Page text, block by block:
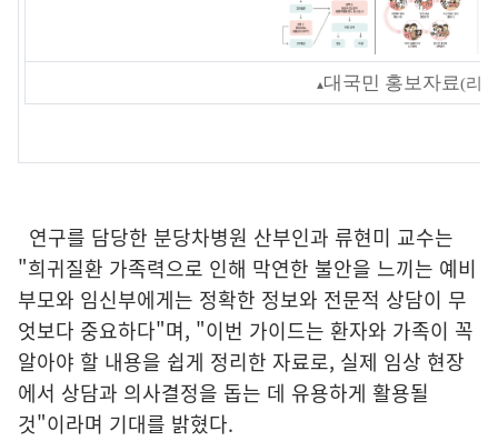
▴대국민 홍보자료(리
연구를 담당한 분당차병원 산부인과 류현미 교수는
"희귀질환 가족력으로 인해 막연한 불안을 느끼는 예비
부모와 임신부에게는 정확한 정보와 전문적 상담이 무
엇보다 중요하다"며, "이번 가이드는 환자와 가족이 꼭
알아야 할 내용을 쉽게 정리한 자료로, 실제 임상 현장
에서 상담과 의사결정을 돕는 데 유용하게 활용될
것"이라며 기대를 밝혔다.